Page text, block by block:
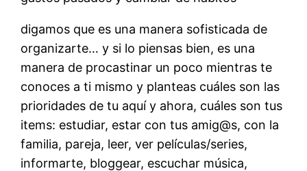
digamos que es una manera sofisticada de
organizarte… y si lo piensas bien, es una
manera de procastinar un poco mientras te
conoces a ti mismo y planteas cuáles son las
prioridades de tu aquí y ahora, cuáles son tus
items: estudiar, estar con tus amig@s, con la
familia, pareja, leer, ver películas/series,
informarte, bloggear, escuchar música,